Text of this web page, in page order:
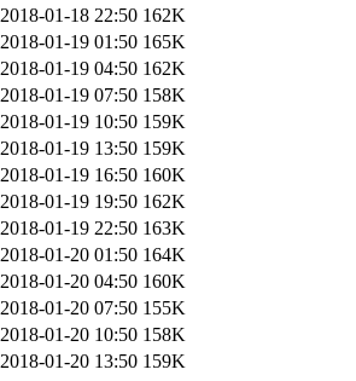
2018-01-18 22:50 162K
2018-01-19 01:50 165K
2018-01-19 04:50 162K
2018-01-19 07:50 158K
2018-01-19 10:50 159K
2018-01-19 13:50 159K
2018-01-19 16:50 160K
2018-01-19 19:50 162K
2018-01-19 22:50 163K
2018-01-20 01:50 164K
2018-01-20 04:50 160K
2018-01-20 07:50 155K
2018-01-20 10:50 158K
2018-01-20 13:50 159K